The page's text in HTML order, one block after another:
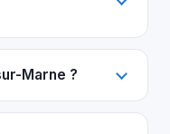
Marne ?